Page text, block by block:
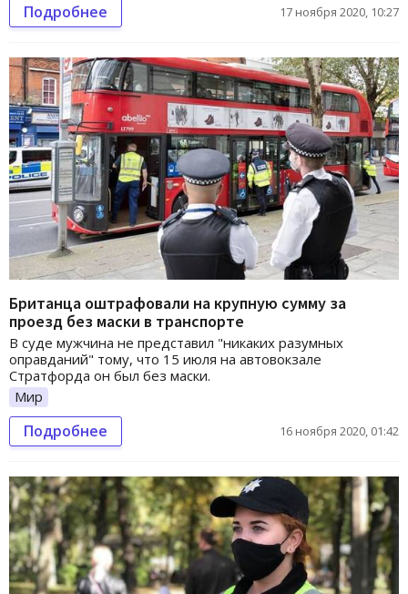
Подробнее 17 ноября 2020, 10:27
Британца оштрафовали на крупную сумму за
проезд без маски в транспорте
В суде мужчина не представил "никаких разумных
оправданий" тому, что 15 июля на автовокзале
Стратфорда он был без маски.
Мир
Подробнее 16 ноября 2020, 01:42